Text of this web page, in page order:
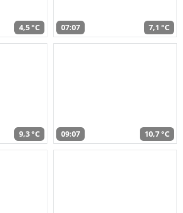
4,5 °C 07:07 7,1 °C
9,3 °C 09:07 10,7 °C